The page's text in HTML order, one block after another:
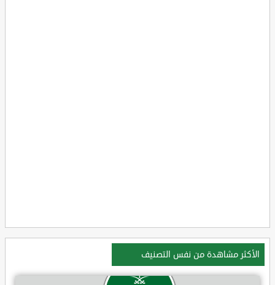
الأكثر مشاهدة من نفس التصنيف